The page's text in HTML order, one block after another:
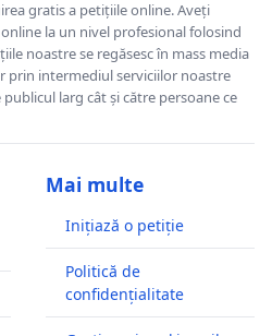
gratis a petițiile online. Aveți
la un nivel profesional folosind
noastre se regăsesc în mass media
prin intermediul serviciilor noastre
larg cât și către persoane ce
Mai multe
Inițiază o petiție
Politică de
confidențialitate